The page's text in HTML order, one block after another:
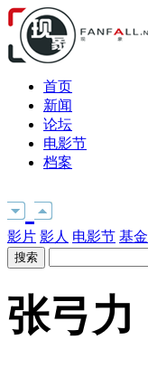
首页
新闻
论坛
电影节
档案
影片 影人 电影节 基金
张弓力